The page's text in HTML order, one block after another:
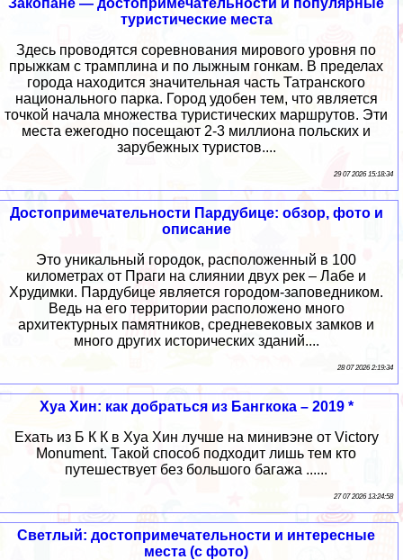
Закопане — достопримечательности и популярные
туристические места
Здесь проводятся соревнования мирового уровня по
прыжкам с трамплина и по лыжным гонкам. В пределах
города находится значительная часть Татранского
национального парка. Город удобен тем, что является
точкой начала множества туристических маршрутов. Эти
места ежегодно посещают 2-3 миллиона польских и
зарубежных туристов....
29 07 2026 15:18:34
Достопримечательности Пардубице: обзор, фото и
описание
Это уникальный городок, расположенный в 100
километрах от Праги на слиянии двух рек – Лабе и
Хрудимки. Пардубице является городом-заповедником.
Ведь на его территории расположено много
архитектурных памятников, средневековых замков и
много других исторических зданий....
28 07 2026 2:19:34
Хуа Хин: как добраться из Бангкока – 2019 *
Ехать из Б К К в Хуа Хин лучше на минивэне от Victory
Monument. Такой способ подходит лишь тем кто
путешествует без большого багажа ......
27 07 2026 13:24:58
Светлый: достопримечательности и интересные
места (с фото)